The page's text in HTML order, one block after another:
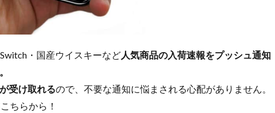
・国産ウイスキーなど人気商品の入荷速報をプッシュ通知
受け取れるので、不要な通知に悩まされる心配がありません。
ちらから！